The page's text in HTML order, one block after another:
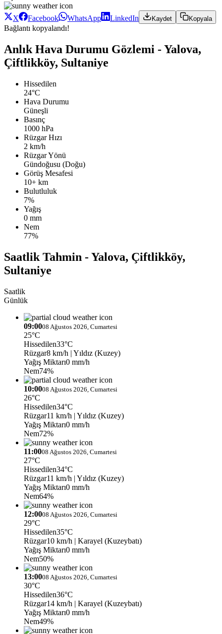
X Facebook WhatsApp LinkedIn Kaydet Kopyala
Bağlantı kopyalandı!
Anlık Hava Durumu Gözlemi - Yalova,
Çiftlikköy, Sultaniye
Hissedilen
24°C
Hava Durumu
Güneşli
Basınç
1000 hPa
Rüzgar Hızı
2 km/h
Rüzgar Yönü
Gündoğusu (Doğu)
Görüş Mesafesi
10+ km
Bulutluluk
7%
Yağış
0 mm
Nem
77%
Saatlik Tahmin - Yalova, Çiftlikköy,
Sultaniye
Saatlik
Günlük
09:0008 Ağustos 2026, Cumartesi
25°C
Hissedilen33°C
Rüzgar8 km/h | Yıldız (Kuzey)
Yağış Miktarı0 mm/h
Nem74%
10:0008 Ağustos 2026, Cumartesi
26°C
Hissedilen34°C
Rüzgar11 km/h | Yıldız (Kuzey)
Yağış Miktarı0 mm/h
Nem72%
11:0008 Ağustos 2026, Cumartesi
27°C
Hissedilen34°C
Rüzgar11 km/h | Yıldız (Kuzey)
Yağış Miktarı0 mm/h
Nem64%
12:0008 Ağustos 2026, Cumartesi
29°C
Hissedilen35°C
Rüzgar10 km/h | Karayel (Kuzeybatı)
Yağış Miktarı0 mm/h
Nem50%
13:0008 Ağustos 2026, Cumartesi
30°C
Hissedilen36°C
Rüzgar14 km/h | Karayel (Kuzeybatı)
Yağış Miktarı0 mm/h
Nem49%